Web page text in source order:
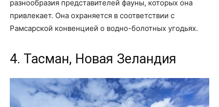
разнообразия представителей фауны, которых она
привлекает. Она охраняется в соответствии с
Рамсарской конвенцией о водно-болотных угодьях.
4. Тасман, Новая Зеландия